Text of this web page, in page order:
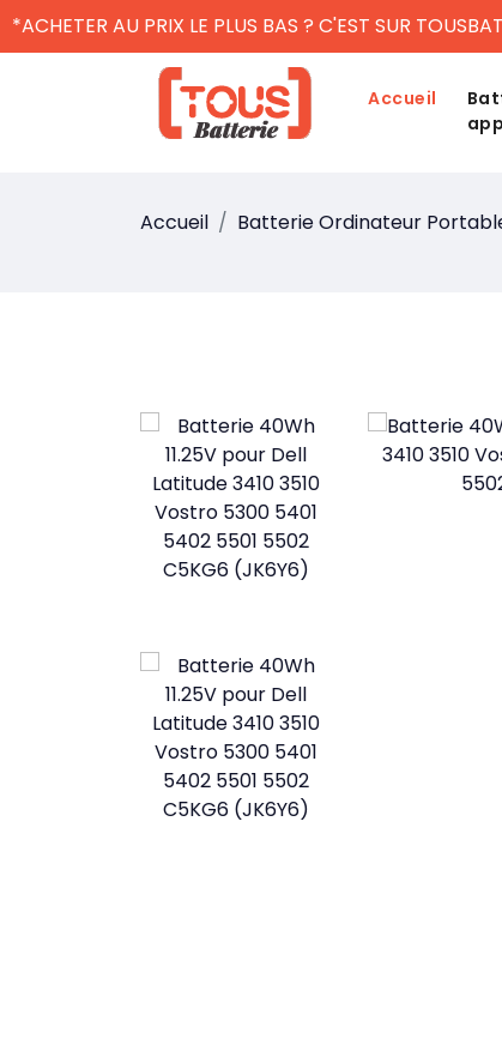
*ACHETER AU PRIX LE PLUS BAS ? C'EST SUR
Accueil
Accueil Batterie Ordinateur